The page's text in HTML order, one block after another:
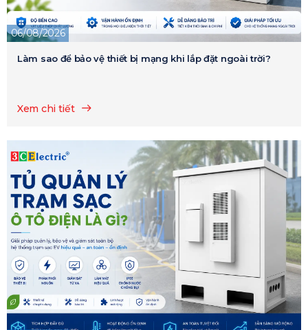
06/08/2026
Làm sao để bảo vệ thiết bị mạng khi lắp đặt ngoài trời?
Xem chi tiết